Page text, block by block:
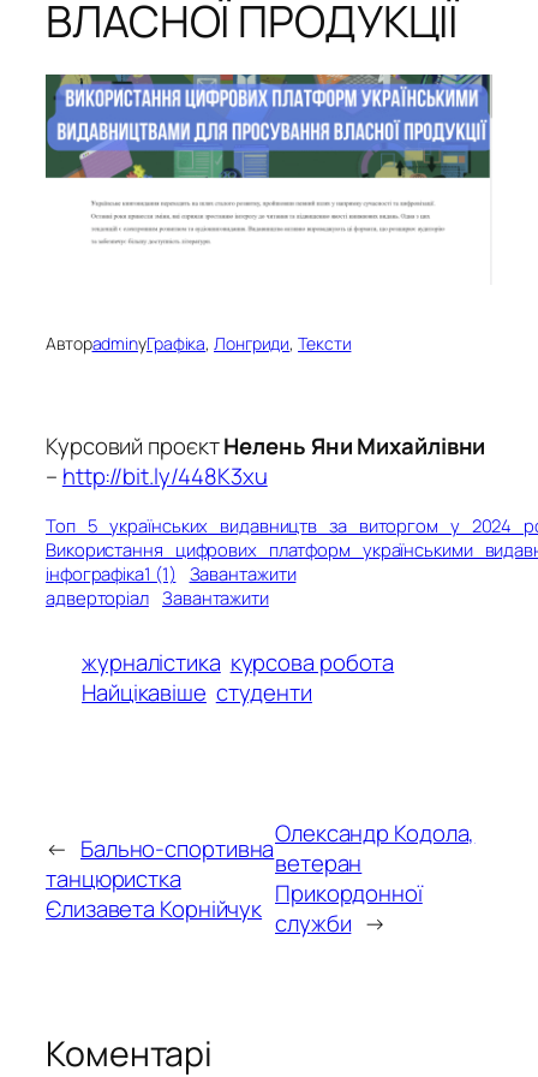
ВЛАСНОЇ ПРОДУКЦІЇ
АвторadminуГрафіка, Лонгриди, Тексти
Курсовий проєктНелень Яни Михайлівни
– http://bit.ly/448K3xu
інфографіка1 (1)
Завантажити
адверторіал Завантажити
журналістика курсова робота
Найцікавіше студенти
← Бально-спортивна
танцюристка
Єлизавета Корнійчук
Олександр Кодола,
ветеран
Прикордонної
служби →
Коментарі